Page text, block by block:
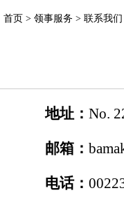
首页 > 领事服务 > 联系我们
地址： No.
邮箱：
电话： 002